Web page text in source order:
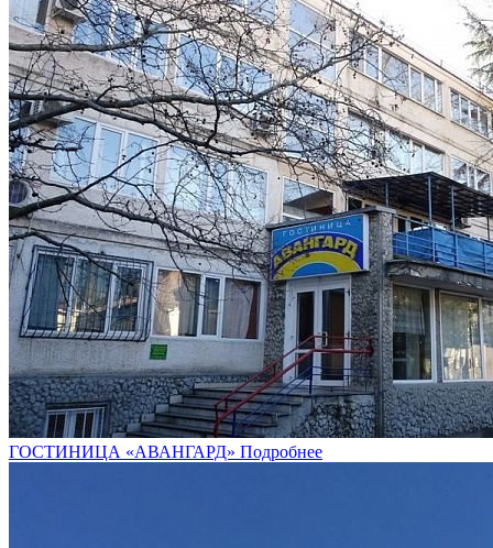
ГОСТИНИЦА «АВАНГАРД» Подробнее